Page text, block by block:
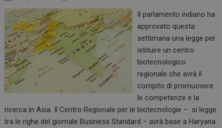
Il parlamento indiano ha
approvato questa
settimana una legge per
istituire un centro
biotecnologico
regionale che avrà il
compito di promuovere
le competenze e la
ricerca in Asia. Il Centro Regionale per le biotecnologie – si legge
tra le righe del giornale Business Standard – avrà base a Haryana
tracking-sites-
ironfish-session-id
www.dailyhealthindustry.it
settimane
2 giorni